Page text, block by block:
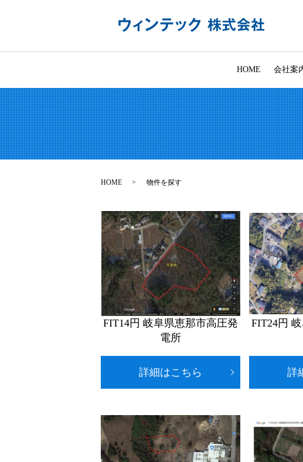
HOME 会社案
HOME 物件を探す
FIT14円 岐阜県恵那市高圧発
電所
詳細はこちら
FIT24円
詳